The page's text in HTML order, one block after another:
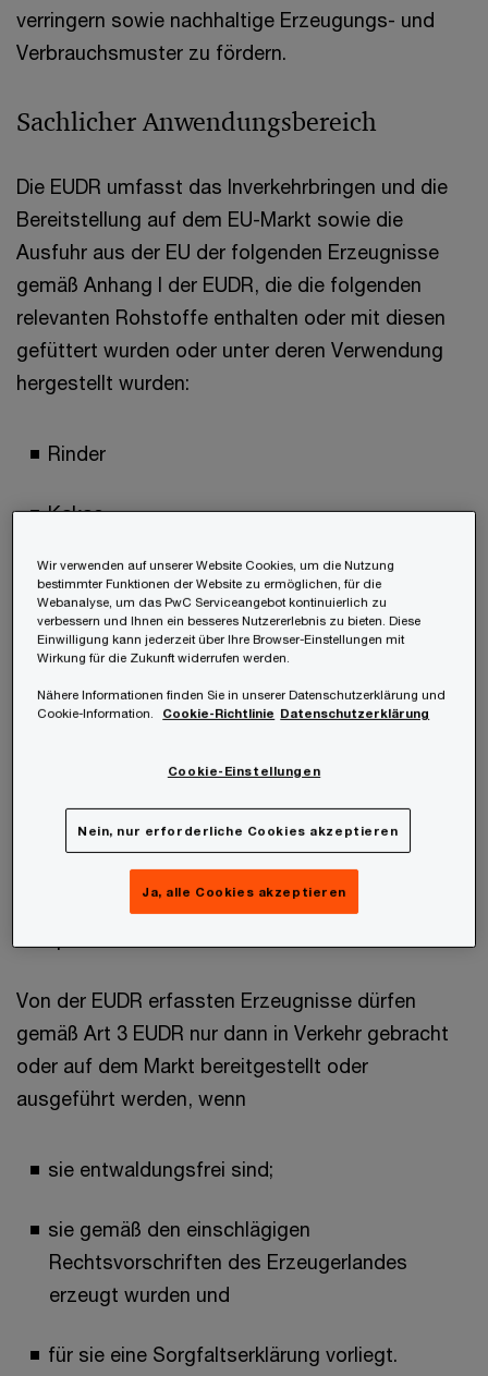
verringern sowie nachhaltige Erzeugungs- und
Verbrauchsmuster zu fördern.
Sachlicher Anwendungsbereich
Die EUDR umfasst das Inverkehrbringen und die
Bereitstellung auf dem EU-Markt sowie die
Ausfuhr aus der EU der folgenden Erzeugnisse
gemäß Anhang I der EUDR, die die folgenden
relevanten Rohstoffe enthalten oder mit diesen
gefüttert wurden oder unter deren Verwendung
hergestellt wurden:
Rinder
Kakao
Kaffee
Ölpalme
Kautschuk
Holz
Die Erzeugnisse gemäß Anhang I EUDR stellen
dabei auf die zollrechtliche Tarifierung
Von der EUDR erfassten Erzeugnisse dürfen
gemäß Art 3 EUDR nur dann in Verkehr gebracht
oder auf dem Markt bereitgestellt oder
ausgeführt werden, wenn
sie entwaldungsfrei sind;
sie gemäß den einschlägigen
Rechtsvorschriften des Erzeugerlandes
erzeugt wurden und
für sie eine Sorgfaltserklärung vorliegt.
Wir verwenden auf unserer Website Cookies, um die Nutzung
bestimmter Funktionen der Website zu ermöglichen, für die
Webanalyse, um das PwC Serviceangebot kontinuierlich zu
verbessern und Ihnen ein besseres Nutzererlebnis zu bieten. Diese
Einwilligung kann jederzeit über Ihre Browser-Einstellungen mit
Wirkung für die Zukunft widerrufen werden.
Nähere Informationen finden Sie in unserer Datenschutzerklärung und
Cookie-Information.
Cookie-Richtlinie Datenschutzerklärung
Cookie-Einstellungen
Nein, nur erforderliche Cookies akzeptieren
Ja, alle Cookies akzeptieren